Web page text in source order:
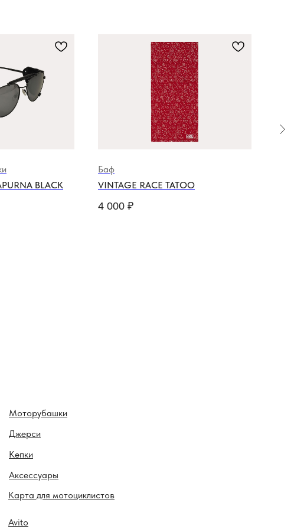
BLACK VINTAGE RACE TATOO
Баф
4 000 ₽
Карта для мотоциклистов
Моторубашки
Джерси
Кепки
Аксессуары
Avito